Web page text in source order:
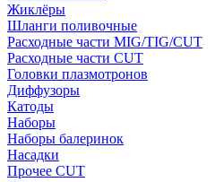
Жиклёры
Шланги поливочные
Расходные части MIG/TIG/CUT
Расходные части CUT
Головки плазмотронов
Диффузоры
Катоды
Наборы
Наборы балеринок
Насадки
Прочее CUT